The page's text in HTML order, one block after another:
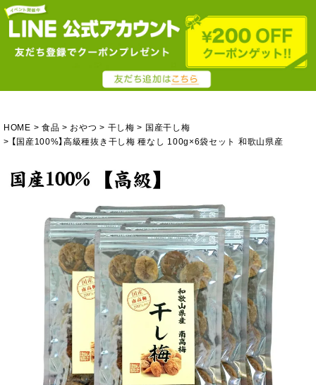
HOME 食品 おやつ 干し梅
国産干し梅
【国産100%】高級種抜き干し梅 種なし 100g×6袋セット 和歌山県産